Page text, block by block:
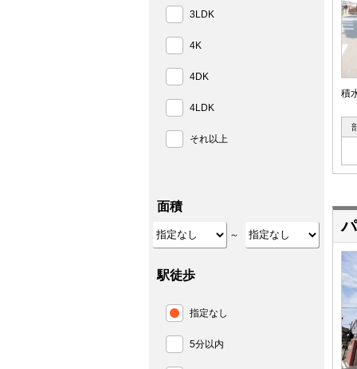
積
3LDK
4K
4DK
4LDK
それ以上
面積
～
駅徒歩
指定なし
5分以内